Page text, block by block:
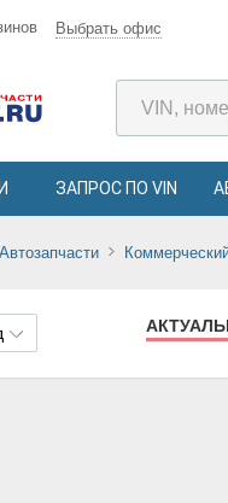
Выбрать офис
ЗАПРОС ПО VIN
Автозапчасти